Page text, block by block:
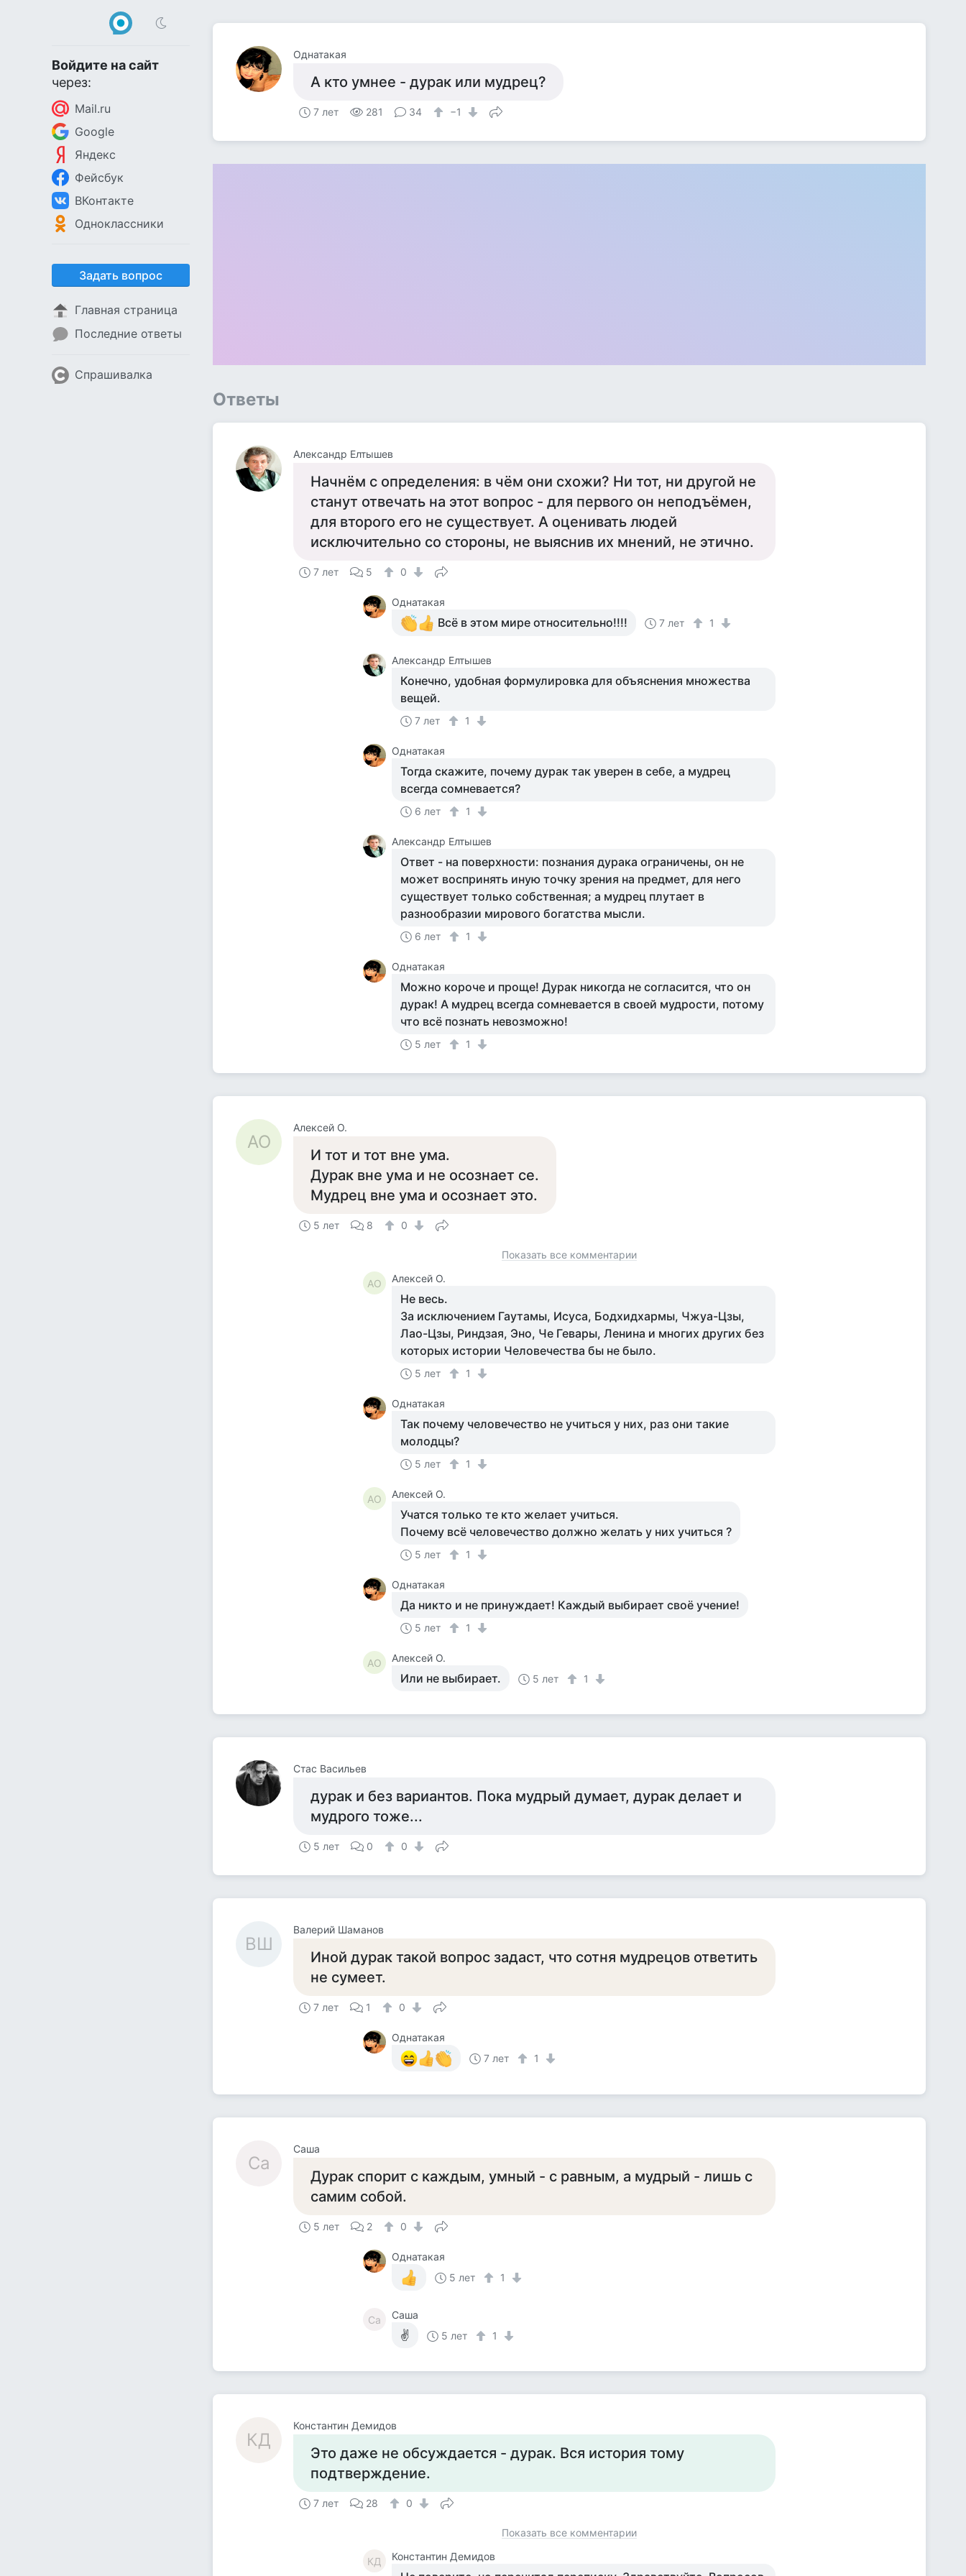
Войдите на сайт
через:
Mail.ru
Google
Яндекс
Фейсбук
ВКонтакте
Одноклассники
Задать вопрос
Главная страница
Последние ответы
Спрашивалка
Однатакая
А кто умнее - дурак или мудрец?
7 лет 281 34 −1
Ответы
Александр Елтышев
Начнём с определения: в чём они схожи? Ни тот, ни другой не
станут отвечать на этот вопрос - для первого он неподъёмен,
для второго его не существует. А оценивать людей
исключительно со стороны, не выяснив их мнений, не этично.
7 лет 5 0
Однатакая
Всё в этом мире относительно!!!! 7 лет 1
Александр Елтышев
Конечно, удобная формулировка для объяснения множества
вещей.
7 лет 1
Однатакая
Тогда скажите, почему дурак так уверен в себе, а мудрец
всегда сомневается?
6 лет 1
Александр Елтышев
Ответ - на поверхности: познания дурака ограничены, он не
может воспринять иную точку зрения на предмет, для него
существует только собственная; а мудрец плутает в
разнообразии мирового богатства мысли.
6 лет 1
Однатакая
Можно короче и проще! Дурак никогда не согласится, что он
дурак! А мудрец всегда сомневается в своей мудрости, потому
что всё познать невозможно!
5 лет 1
АО
Алексей О.
И тот и тот вне ума.
Дурак вне ума и не осознает се.
Мудрец вне ума и осознает это.
5 лет 8 0
Показать все комментарии
АО Алексей О.
Не весь.
За исключением Гаутамы, Исуса, Бодхидхармы, Чжуа-Цзы,
Лао-Цзы, Риндзая, Эно, Че Гевары, Ленина и многих других без
которых истории Человечества бы не было.
5 лет 1
Однатакая
Так почему человечество не учиться у них, раз они такие
молодцы?
5 лет 1
АО Алексей О.
Учатся только те кто желает учиться.
Почему всё человечество должно желать у них учиться ?
5 лет 1
Однатакая
Да никто и не принуждает! Каждый выбирает своё учение!
5 лет 1
АО Алексей О.
Или не выбирает. 5 лет 1
Стас Васильев
дурак и без вариантов. Пока мудрый думает, дурак делает и
мудрого тоже...
5 лет 0 0
ВШ
Валерий Шаманов
Иной дурак такой вопрос задаст, что сотня мудрецов ответить
не сумеет.
7 лет 1 0
Однатакая
7 лет
1
Са
Саша
Дурак спорит с каждым, умный - с равным, а мудрый - лишь с
самим собой.
5 лет 2 0
Однатакая
5 лет
1
Са Саша
✌ 5 лет 1
КД
Константин Демидов
Это даже не обсуждается - дурак. Вся история тому
подтверждение.
7 лет 28 0
Показать все комментарии
КД Константин Демидов